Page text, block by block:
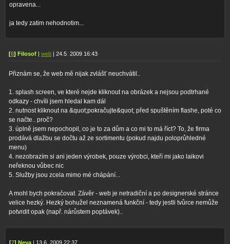
opravena...
ja tedy zatim nehodnotim...
[6] Filosof | web | 24.5. 2009 16:43
Přiznám se, že web mě nijak zvlášť neuchvátil..
1. splash screen, ve které nejde kliknout na obrázek a nejsou podtrhané
odkazy - chvíli jsem hledal kam dál
2. nutnost kliknout na &quot;pokračujte&quot; před spuštěním flashe, poté co
se načte.. proč?
3. úplně jsem nepochopil, co je to za dům a co mi to má říct? To, že firma
prodává dlažbu se dočtu až ze sortimentu (pokud najdu poloprůhledné
menu)
4. nezobrazím si ani jeden výrobek, pouze výrobci, kteří mi jako laikovi
neřeknou vůbec nic
5. Služby jsou zcela mimo mé chápání...
A mohl bych pokračovat. Závěr - web je netradiční a po designerské stránce
velice hezký. Hezký bohužel neznamená funkční - tedy jestli tvůrce nemůže
potvrdit opak (např. nárůstem poptávek)..
[7] Neya | 13.6. 2009 22:37